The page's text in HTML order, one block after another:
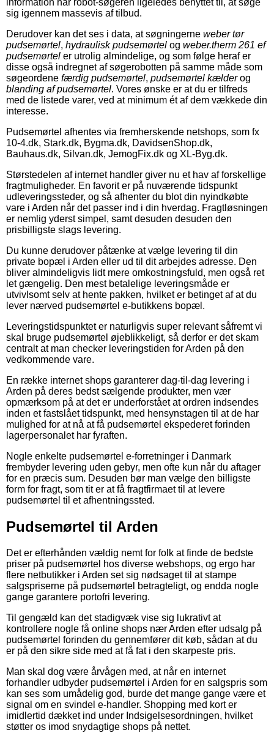
sig igennem massevis af tilbud.
Derudover kan det ses i data, at søgningerne weber tør
pudsemørtel, hydraulisk pudsemørtel og weber.therm 261 ef
pudsemørtel er utrolig almindelige, og som følge heraf er
disse også indregnet af søgerobotten på samme måde som
søgeordene færdig pudsemørtel, pudsemørtel kælderog
blanding af pudsemørtel. Vores ønske er at du er tilfreds
med de listede varer, ved at minimum ét af dem vækkede din
interesse.
Pudsemørtel afhentes via fremherskende netshops, som fx
10-4.dk, Stark.dk, Bygma.dk, DavidsenShop.dk,
Bauhaus.dk, Silvan.dk, JemogFix.dk og XL-Byg.dk.
Størstedelen af internet handler giver nu et hav af forskellige
fragtmuligheder. En favorit er på nuværende tidspunkt
udleveringssteder, og så afhenter du blot din nyindkøbte
vare i Arden når det passer ind i din hverdag. Fragtløsningen
er nemlig yderst simpel, samt desuden desuden den
prisbilligste slags levering.
Du kunne derudover påtænke at vælge levering til din
private bopæl i Arden eller ud til dit arbejdes adresse. Den
bliver almindeligvis lidt mere omkostningsfuld, men også ret
let gængelig. Den mest betalelige leveringsmåde er
utvivlsomt selv at hente pakken, hvilket er betinget af at du
lever nærved pudsemørtel e-butikkens bopæl.
Leveringstidspunktet er naturligvis super relevant såfremt vi
skal bruge pudsemørtel øjeblikkeligt, så derfor er det skam
centralt at man checker leveringstiden for Arden på den
vedkommende vare.
En række internet shops garanterer dag-til-dag levering i
Arden på deres bedst sælgende produkter, men vær
opmærksom på at det er underforstået at ordren indsendes
inden et fastslået tidspunkt, med hensynstagen til at de har
mulighed for at nå at få pudsemørtel ekspederet forinden
lagerpersonalet har fyraften.
Nogle enkelte pudsemørtel e-forretninger i Danmark
frembyder levering uden gebyr, men ofte kun når du aftager
for en præcis sum. Desuden bør man vælge den billigste
form for fragt, som tit er at få fragtfirmaet til at levere
pudsemørtel til et afhentningssted.
Pudsemørtel til Arden
Det er efterhånden vældig nemt for folk at finde de bedste
priser på pudsemørtel hos diverse webshops, og ergo har
flere netbutikker i Arden set sig nødsaget til at stampe
salgspriserne på pudsemørtel betragteligt, og endda nogle
gange garantere portofri levering.
Til gengæld kan det stadigvæk vise sig lukrativt at
kontrollere nogle få online shops nær Arden efter udsalg på
pudsemørtel forinden du gennemfører dit køb, sådan at du
er på den sikre side med at få fat i den skarpeste pris.
Man skal dog være årvågen med, at når en internet
forhandler udbyder pudsemørtel i Arden for en salgspris som
kan ses som umådelig god, burde det mange gange være et
signal om en svindel e-handler. Shopping med kort er
imidlertid dækket ind under Indsigelsesordningen, hvilket
støtter os imod snydagtige shops på nettet.